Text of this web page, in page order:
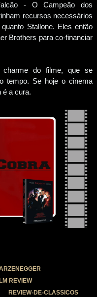
- O Campeão dos
recursos necessários
Stallone. Eles então
Brothers para co-financiar
do filme, que se
tempo. Se hoje o cinema
é a cura.
REVIEW
REVIEW-DE-CLASSICOS